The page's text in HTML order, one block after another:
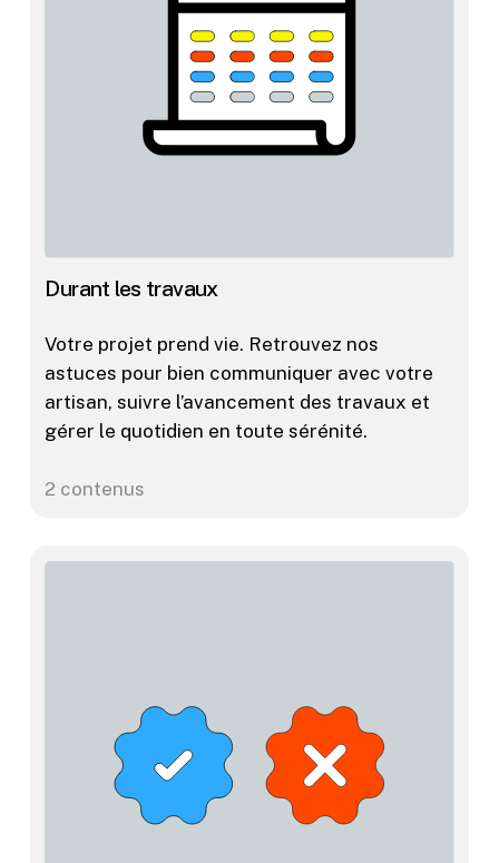
Durant les travaux
Votre projet prend vie. Retrouvez nos
astuces pour bien communiquer avec votre
artisan, suivre l’avancement des travaux et
gérer le quotidien en toute sérénité.
2 contenus